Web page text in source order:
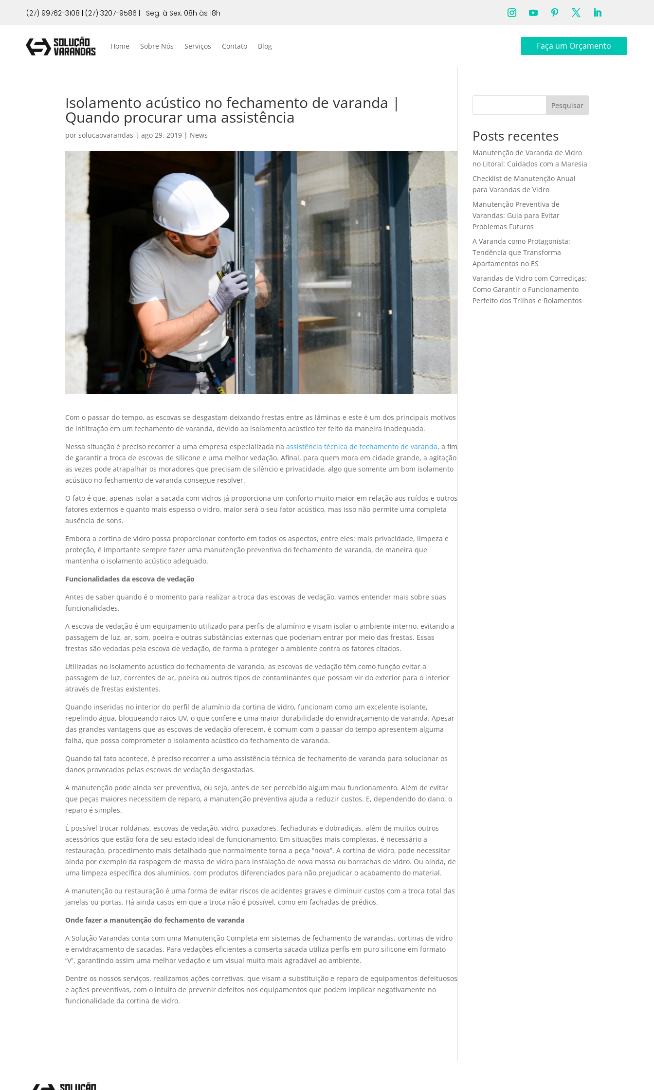
(27) 99762-3108 (27) 3207-9586 Seg. à Sex. 08h às 18h
Home Sobre Nós Serviços Contato Blog Faça um Orçamento
Isolamento acústico no fechamento de varanda |
Quando procurar uma assistência
porsolucaovarandas |ago 29, 2019 | News
Com o passar do tempo, as escovas se desgastam deixando frestas entre as lâminas e este é um dos principais motivos
de infiltração em um fechamento de varanda, devido ao isolamento acústico ter feito da maneira inadequada.
Nessa situação é preciso recorrer a uma empresa especializada naassistência técnica de fechamento de varanda, a fim
de garantir a troca de escovas de silicone e uma melhor vedação. Afinal, para quem mora em cidade grande, a agitação
as vezes pode atrapalhar os moradores que precisam de silêncio e privacidade, algo que somente um bom isolamento
acústico no fechamento de varanda consegue resolver.
O fato é que, apenas isolar a sacada com vidros já proporciona um conforto muito maior em relação aos ruídos e outros
fatores externos e quanto mais espesso o vidro, maior será o seu fator acústico, mas isso não permite uma completa
ausência de sons.
Embora a cortina de vidro possa proporcionar conforto em todos os aspectos, entre eles: mais privacidade, limpeza e
proteção, é importante sempre fazer uma manutenção preventiva do fechamento de varanda, de maneira que
mantenha o isolamento acústico adequado.
Funcionalidades da escova de vedação
Antes de saber quando é o momento para realizar a troca das escovas de vedação, vamos entender mais sobre suas
funcionalidades.
A escova de vedação é um equipamento utilizado para perfis de alumínio e visam isolar o ambiente interno, evitando a
passagem de luz, ar, som, poeira e outras substâncias externas que poderiam entrar por meio das frestas. Essas
frestas são vedadas pela escova de vedação, de forma a proteger o ambiente contra os fatores citados.
Utilizadas no isolamento acústico do fechamento de varanda, as escovas de vedação têm como função evitar a
passagem de luz, correntes de ar, poeira ou outros tipos de contaminantes que possam vir do exterior para o interior
através de frestas existentes.
Quando inseridas no interior do perfil de alumínio da cortina de vidro, funcionam como um excelente isolante,
repelindo água, bloqueando raios UV, o que confere e uma maior durabilidade do envidraçamento de varanda. Apesar
das grandes vantagens que as escovas de vedação oferecem, é comum com o passar do tempo apresentem alguma
falha, que possa comprometer o isolamento acústico do fechamento de varanda.
Quando tal fato acontece, é preciso recorrer a uma assistência técnica de fechamento de varanda para solucionar os
danos provocados pelas escovas de vedação desgastadas.
A manutenção pode ainda ser preventiva, ou seja, antes de ser percebido algum mau funcionamento. Além de evitar
que peças maiores necessitem de reparo, a manutenção preventiva ajuda a reduzir custos. E, dependendo do dano, o
reparo é simples.
É possível trocar roldanas, escovas de vedação, vidro, puxadores, fechaduras e dobradiças, além de muitos outros
acessórios que estão fora de seu estado ideal de funcionamento. Em situações mais complexas, é necessário a
restauração, procedimento mais detalhado que normalmente torna a peça “nova”. A cortina de vidro, pode necessitar
ainda por exemplo da raspagem de massa de vidro para instalação de nova massa ou borrachas de vidro. Ou ainda, de
uma limpeza específica dos alumínios, com produtos diferenciados para não prejudicar o acabamento do material.
A manutenção ou restauração é uma forma de evitar riscos de acidentes graves e diminuir custos com a troca total das
janelas ou portas. Há ainda casos em que a troca não é possível, como em fachadas de prédios.
Onde fazer a manutenção do fechamento de varanda
A Solução Varandas conta com uma Manutenção Completa em sistemas de fechamento de varandas, cortinas de vidro
e envidraçamento de sacadas. Para vedações eficientes a conserta sacada utiliza perfis em puro silicone em formato
“v”, garantindo assim uma melhor vedação e um visual muito mais agradável ao ambiente.
Dentre os nossos serviços, realizamos ações corretivas, que visam a substituição e reparo de equipamentos defeituosos
e ações preventivas, com o intuito de prevenir defeitos nos equipamentos que podem implicar negativamente no
funcionalidade da cortina de vidro.
Pesquisar
Posts recentes
Manutenção de Varanda de Vidro
no Litoral: Cuidados com a Maresia
Checklist de Manutenção Anual
para Varandas de Vidro
Manutenção Preventiva de
Varandas: Guia para Evitar
Problemas Futuros
A Varanda como Protagonista:
Tendência que Transforma
Apartamentos no ES
Varandas de Vidro com Corrediças:
Como Garantir o Funcionamento
Perfeito dos Trilhos e Rolamentos